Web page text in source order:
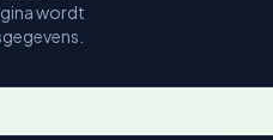
wordt